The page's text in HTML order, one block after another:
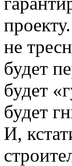
не
будет
будет
будет
И,